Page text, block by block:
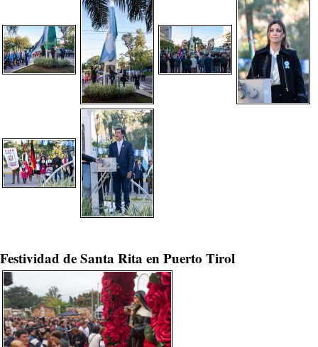
Festividad de Santa Rita en Puerto Tirol